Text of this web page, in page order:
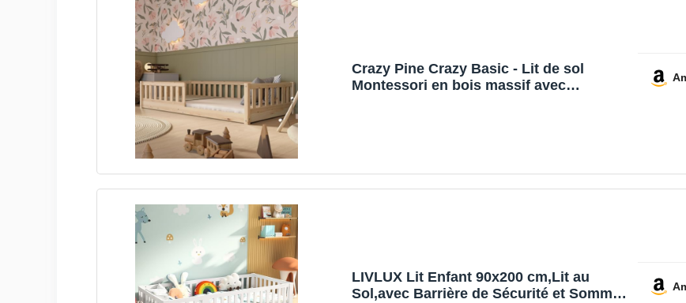
Crazy Pine Crazy Basic - Lit de sol
Montessori en bois massif avec
LIVLUX Lit Enfant 90x200 cm,Lit au
Sol,avec Barrière de Sécurité et Sommier